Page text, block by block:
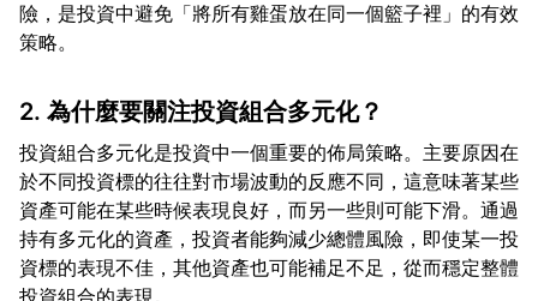
險，是投資中避免「將所有雞蛋放在同一個籃子裡」的有效
2. 為什麼要關注投資組合多元化？
投資組合多元化是投資中一個重要的佈局策略。主要原因在
於不同投資標的往往對市場波動的反應不同，這意味著某些
資產可能在某些時候表現良好，而另一些則可能下滑。通過
持有多元化的資產，投資者能夠減少總體風險，即使某一投
資標的表現不佳，其他資產也可能補足不足，從而穩定整體